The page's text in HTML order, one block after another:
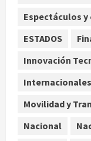
4
Espectáculos
ESTADOS
Innovación
Internacionales
Movilidad y
Nacional